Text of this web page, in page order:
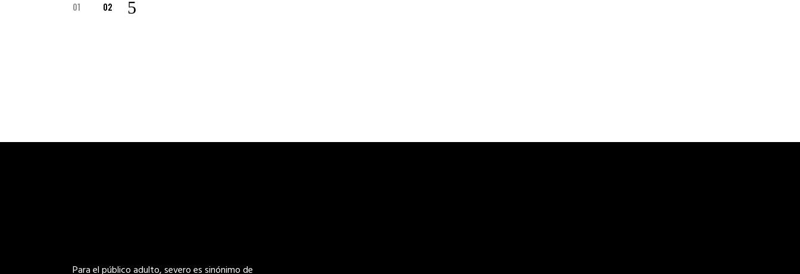
01 02
Para el público adulto, severo es sinónimo de